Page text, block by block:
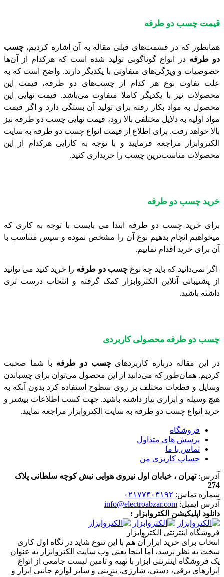
قیمت چسب دو طرفه
همانطور که در قسمت‌های قبلی مقاله به آن اشاره کردیم، چسب
دو طرفه در انواع گوناگونی تولید شده است که هرکدام از آن‌ها
خصوصیات و ویژگی‌های متفاوتی با یکدیگر دارند. واضح است که به
علت تفاوت نوع هر کدام از چسب‌های دو طرفه، قیمت این
محصولات نیز با یکدیگر کاملا متفاوت می‌باشد. قیمت نهایی این
محصول به مواد بکار رفته برای تولید آن بستگی دارد و اگر قیمت
مواد اولیه به دلایل مختلفی بالا رود، قیمت نهایی چسب دو طرفه نیز
بالا خواهد رفت. برای اطلاع از قیمت انواع چسب دو طرفه به سایت
الکتروابزار مراجعه فرمایید و با توجه به کارایی هرکدام از این
محصولات مناسب‌ترین چسب را خریداری کنید.
خرید چسب دو طرفه
برای خرید چسب دو طرفه ابتدا می بایست با توجه به کاری که
میخواهیم انچام بدهیم نوع آن را مشخص نموده و سپس متناسب با
آن برای خرید اقدام نماییم.
اگر نمی‌دانید که باید چه نوعچسب دو طرفه را خرید کنید می توانید
از پشتیبانی آنلاین الکتروابزار کمک گرفته و انتخاب درست تری
داشته باشید.
چسب دو طرفه محصولی کاربردی
در این مقاله درباره کاربردهایچسب دو طرفه با شما صحبت
کردیم. همان‌طور که می‌دانید از این محصول می‌توان برای چسباندن
وسایل و قطعات مختلف بر روی سطوح استفاده کرد بدون آنکه به
هیچ وسیله و ابزاری نیاز داشته باشید. جهت کسب اطلاعات بیشتر و
خرید انواع چسب دو طرفه به سایت الکتروابزار مراجعه نمایید.
فروشگاه
پرسش های متداول
تماس با ما
حساب کاربری من
آدرس:تهران ، خیابان اول نیروی هوایی نبش کوچه سلطانی پلاک
274
شماره تماس: ۰۲۱۷۷۴۰۳۱۹۲
آدرس ایمیل: info@electroabzar.com
دانلود اپلیکیشن الکتروابزار :
فروشگاه اینترنتی الکتروابزار
انتخاب برای خرید ابزار آن هم با این تنوع شاید در نگاه اول کاری
سخت به نظر برسد، اما اینجا یعنی وب سایت الکتروابزار به عنوان
یک فروشگاه اینترنتی ابزار با تهیه و تامین لیست جامعی از انواع
ابزار‌های برقی، دستی، شارژی، بنزینی و سایر لوازم جانبی ابزار و